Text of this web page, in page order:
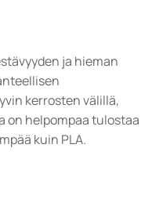
ja hieman
kerrosten välillä,
on helpompaa tulostaa
kuin PLA.